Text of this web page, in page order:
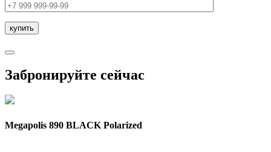
Забронируйте сейчас
Megapolis 890 BLACK Polarized